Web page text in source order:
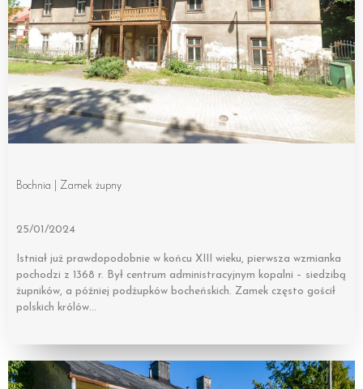
Bochnia | Zamek żupny
25/01/2024
Istniał już prawdopodobnie w końcu XIII wieku, pierwsza wzmianka
pochodzi z 1368 r. Był centrum administracyjnym kopalni – siedzibą
żupników, a później podżupków bocheńskich. Zamek często gościł
polskich królów…